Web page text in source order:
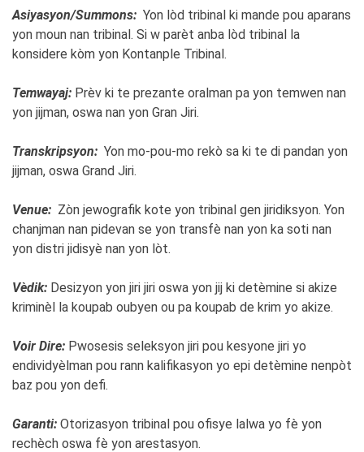
Asiyasyon/Summons: Yon lòd tribinal ki mande pou aparans
yon moun nan tribinal. Si w parèt anba lòd tribinal la
konsidere kòm yon Kontanple Tribinal.
Temwayaj: Prèv ki te prezante oralman pa yon temwen nan
yon jijman, oswa nan yon Gran Jiri.
Transkripsyon: Yon mo-pou-mo rekò sa ki te di pandan yon
jijman, oswa Grand Jiri.
Venue: Zòn jewografik kote yon tribinal gen jiridiksyon. Yon
chanjman nan pidevan se yon transfè nan yon ka soti nan
yon distri jidisyè nan yon lòt.
Vèdik: Desizyon yon jiri jiri oswa yon jij ki detèmine si akize
kriminèl la koupab oubyen ou pa koupab de krim yo akize.
Voir Dire: Pwosesis seleksyon jiri pou kesyone jiri yo
endividyèlman pou rann kalifikasyon yo epi detèmine nenpòt
baz pou yon defi.
Garanti: Otorizasyon tribinal pou ofisye lalwa yo fè yon
rechèch oswa fè yon arestasyon.